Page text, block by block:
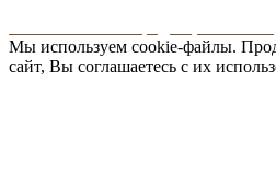
Мы используем cookie-файлы.
сайт, Вы соглашаетесь с их